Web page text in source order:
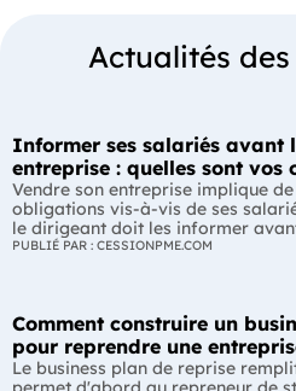
Actualités
Informer ses salariés avant
entreprise : quelles sont vos
Vendre son entreprise implique
obligations vis-à-vis de ses
le dirigeant doit les informer
leur permettre, s'ils le souhaitent,
L'essentiel Les entreprises de moins de 250 salariés sont
soumises, dans certains cas, à
d'information préalable des
concerne la vente d'un fonds de
PUBLIÉ PAR : CESSIONPME.COM
Comment construire un
pour reprendre une
Le business plan de reprise